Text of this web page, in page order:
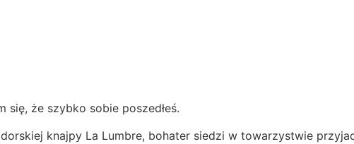
się, że szybko sobie poszedłeś.
knajpy La Lumbre, bohater siedzi w towarzystwie